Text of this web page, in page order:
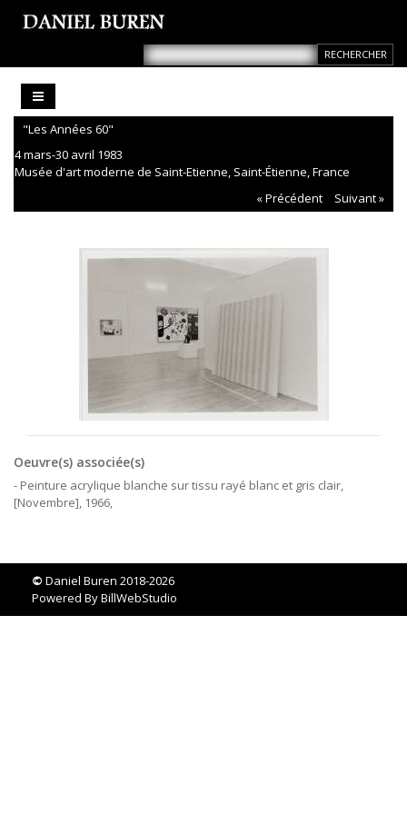
"Les Années 60"
4 mars-30 avril 1983
Musée d'art moderne de Saint-Etienne, Saint-Étienne, France
« Précédent
Suivant »
Oeuvre(s) associée(s)
- Peinture acrylique blanche sur tissu rayé blanc et gris clair,
[Novembre], 1966,
© Daniel Buren 2018-2026
Powered ByBillWebStudio